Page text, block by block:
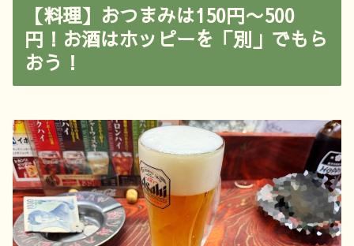
【料理】おつまみは150円〜500
円！お酒はホッピーを「別」でもら
おう！